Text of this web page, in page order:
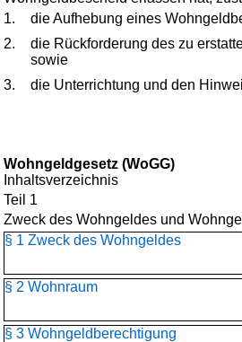
1.
die Aufhebung eines
2.
die Rückforderung des zu
sowie
3.
die Unterrichtung und den
Wohngeldgesetz (WoGG)
Inhaltsverzeichnis
Teil 1
Zweck des Wohngeldes und
§ 1 Zweck des Wohngeldes
§ 2 Wohnraum
§ 3 Wohngeldberechtigung